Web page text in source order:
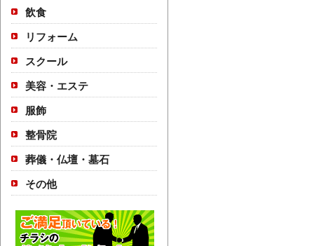
飲食
リフォーム
スクール
美容・エステ
服飾
整骨院
葬儀・仏壇・墓石
その他